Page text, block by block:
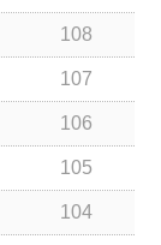
108
107
106
105
104